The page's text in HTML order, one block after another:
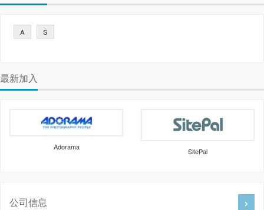
a s
最新加入
Adorama SitePal
公司信息